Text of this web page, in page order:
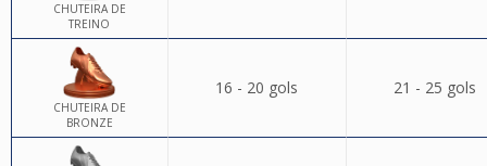
CHUTEIRA DE
TREINO
CHUTEIRA DE
BRONZE
16 - 20 gols 21 - 25 gols